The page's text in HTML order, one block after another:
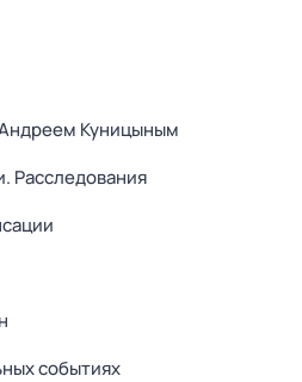
Куницыным
Расследования
событиях